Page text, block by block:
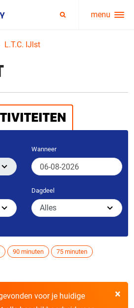
menu
L.T.C. IJlst
Wanneer
Dagdeel
90 minuten
75 minuten
×
voor je huidige